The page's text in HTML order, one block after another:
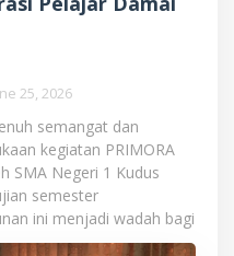
25, 2026
semangat dan
kegiatan PRIMORA
SMA Negeri 1 Kudus
semester
ini menjadi wadah bagi